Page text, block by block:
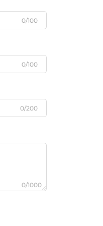
0/100
0/100
0/200
0/1000